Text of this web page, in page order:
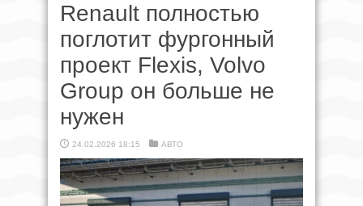
Renault полностью
поглотит фургонный
проект Flexis, Volvo
Group он больше не
нужен
24.02.2026 18:15 АВТО